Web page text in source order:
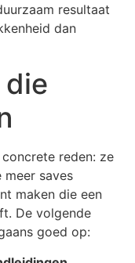
resultaat
dan
reden: ze
meer saves
maken die een
De volgende
goed op: